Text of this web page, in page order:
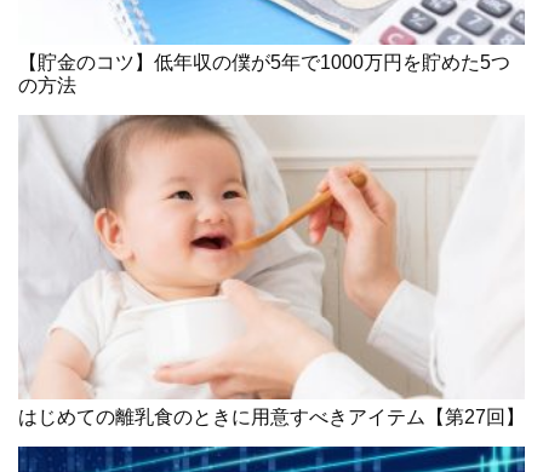
【貯金のコツ】低年収の僕が5年で1000万円を貯めた5つ
の方法
はじめての離乳食のときに用意すべきアイテム【第27回】